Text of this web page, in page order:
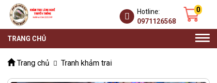
0
Hotline:
0971126568
TRANG CHỦ
Trang chủ Tranh khảm trai